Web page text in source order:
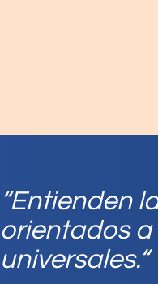
“Entienden
orientados
universales.“